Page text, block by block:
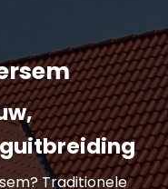
Traditionele